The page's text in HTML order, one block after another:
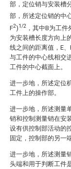
部，定位销与安装槽
部，所述定位销的中
F2)1/2 ，其中B为工
为安装槽长度方向上
线之间的距离值，E
与工件的中心线相交
工件的中心截面上。
进一步地，所述定位
工件上的操作部。
进一步地，所述测量
销和控制测量销在安
设有供控制部活动的
固定，控制部的另一
进一步地，所述测量
头端和用于判断工件